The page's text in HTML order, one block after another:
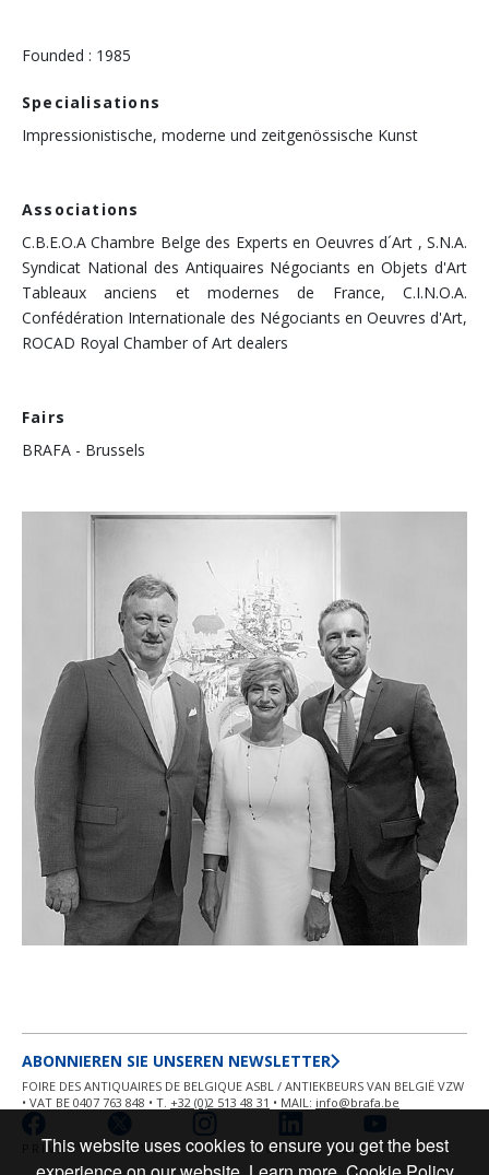
This website uses cookies to ensure you get the best
Founded : 1985
Specialisations
Impressionistische, moderne und zeitgenössische Kunst
Associations
C.B.E.O.A Chambre Belge des Experts en Oeuvres d´Art , S.N.A.
Syndicat National des Antiquaires Négociants en Objets d'Art
Tableaux anciens et modernes de France, C.I.N.O.A.
Confédération Internationale des Négociants en Oeuvres d'Art,
ROCAD Royal Chamber of Art dealers
Fairs
BRAFA - Brussels
ABONNIEREN SIE UNSEREN NEWSLETTER
FOIRE DES ANTIQUAIRES DE BELGIQUE ASBL / ANTIEKBEURS VAN BELGIË VZW
• VAT BE 0407 763 848 • T. +32 (0)2 513 48 31 • MAIL: info@brafa.be
PRIVACY POLICY COOKIE POLICY